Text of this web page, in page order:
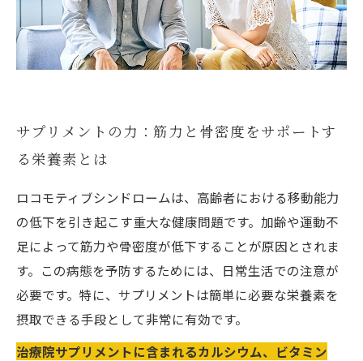
サプリメントの力：筋力と骨密度をサポートす
る栄養素とは
ロコモティブシンドロームは、高齢者における移動能力
の低下を引き起こす重大な健康問題です。加齢や運動不
足によって筋力や骨密度が低下することが原因とされま
す。この病態を予防するためには、日常生活での注意が
必要です。特に、サプリメントは簡単に必要な栄養素を
摂取できる手段として非常に有効です。
治療院サプリメントに含まれるカルシウム、ビタミン